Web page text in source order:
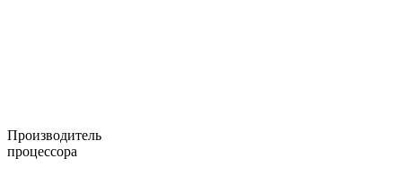
Производитель
процессора